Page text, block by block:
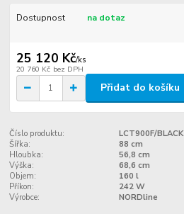
Dostupnost na dotaz
25 120 Kč/ks
20 760 Kč bez DPH
Přidat do košíku
Číslo produktu:
LCT900F/BLACK
Šířka:
88 cm
Hloubka:
56,8 cm
Výška:
68,6 cm
Objem:
160 l
Příkon:
242 W
Výrobce:
NORDline